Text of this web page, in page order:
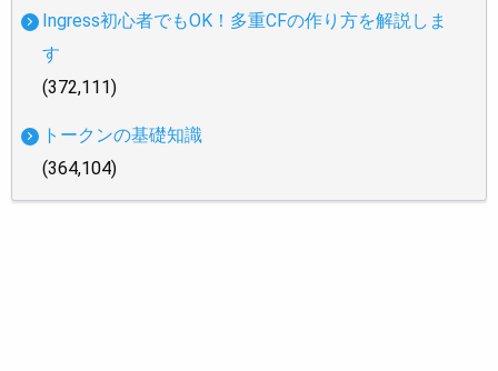
Ingress初心者でもOK！多重CFの作り方を解説しま
す
(372,111)
トークンの基礎知識
(364,104)